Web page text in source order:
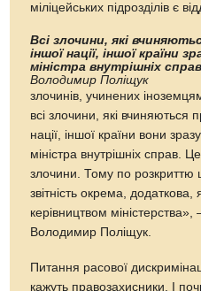
міліцейських підрозділів є
Всі злочини, які
іншої нації, іншої країни
міністра внутрішніх справ
Володимир Поліщук
злочинів, учинених
всі злочини, які вчиняються
нації, іншої країни вони
міністра внутрішніх справ.
злочини. Тому по розкриттю
звітність окрема, додаткова,
керівництвом міністерства»,
Володимир Поліщук.
Питання расової
кажуть правозахисники. І